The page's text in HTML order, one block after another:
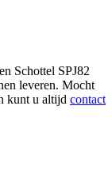
Schottel SPJ82
leveren. Mocht
kunt u altijd contact